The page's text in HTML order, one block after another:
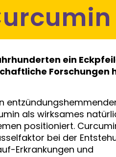
ein
Forschungen
als wirksames
positioniert.
bei der
Erkrankungen und